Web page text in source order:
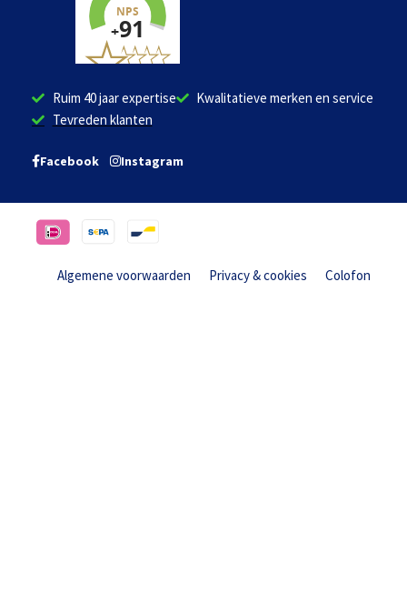
Ruim 40 jaar expertise
Kwalitatieve merken en service
Tevreden klanten
Facebook Instagram
Algemene voorwaarden Privacy & cookies Colofon